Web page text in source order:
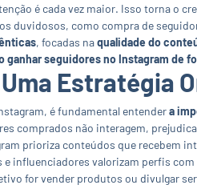
é cada vez maior. Isso torna o
duvidosos, como compra de
, focadas naqualidade do
ganhar seguidores no Instagram de
Estratégia
é fundamental entendera
comprados não interagem,
prioriza conteúdos que recebem
e influenciadores valorizam perfis
for vender produtos ou divulgar